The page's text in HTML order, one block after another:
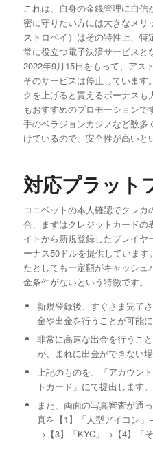
これは、自身の金銭管理に自
密に守りたい方には大きなメ
ストロペイ）はその特性上、
常に役立つ電子決済サービスと
2022年9月15日をもって、アス
そのサービスは停止しています。
クを上げると貰えるボーナスも
もおすすめのプロモーション
手のベラジョンカジノなど数多
けているので、安全性が高いと
対応プラット
コニベットの本人確認でクレ
合、まずはクレジットカード
イトから新規登録したプレイ
ーナス50ドルを提供していま
たとしても一定額がキャッシュ
金条件がないという特徴です。
新規登録後、すぐさま完了
金や出金を行うことが可能に
非常に高速な出金を行うこ
が、まれに出金ができない場
上記のものを、「アカウ
トカード」にて提出します。
また、両面の写真審査が通
真を【1】「人型アイコン
→【3】「KYC」→【4】「そ